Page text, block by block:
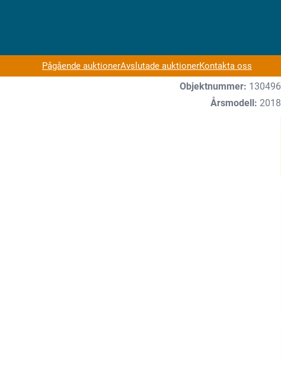
Pågående auktionerAvslutade auktionerKontakta oss
Objektnummer: 130496
Årsmodell: 2018